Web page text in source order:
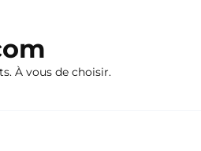
À vous de choisir.